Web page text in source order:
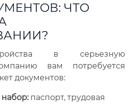
ЧТО
в серьезную
вам потребуется
документов:
паспорт, трудовая